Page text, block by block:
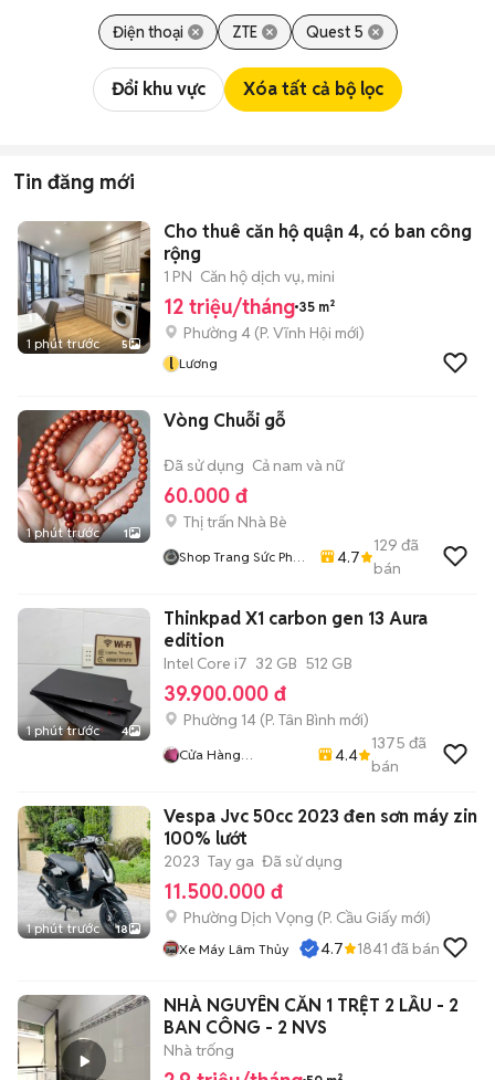
Điện thoại ZTE Quest 5
Đổi khu vực Xóa tất cả bộ lọc
Tin đăng mới
1 phút trước 5
Cho thuê căn hộ quận 4, có ban công
rộng
1 PN Căn hộ dịch vụ, mini
12 triệu/tháng 35 m²
Phường 4 (P. Vĩnh Hội mới)
l Lương
1 phút trước 1
Vòng Chuỗi gỗ
Đã sử dụng Cả nam và nữ
60.000 đ
Thị trấn Nhà Bè
Shop Trang Sức Phụ
4.7
129 đã
bán
1 phút trước 4
Thinkpad X1 carbon gen 13 Aura
edition
Intel Core i7 32 GB 512 GB
39.900.000 đ
Phường 14 (P. Tân Bình mới)
Cửa Hàng
4.4
1375 đã
bán
1 phút trước 18
Vespa Jvc 50cc 2023 đen sơn máy zin
100% lướt
2023 Tay ga Đã sử dụng
11.500.000 đ
Phường Dịch Vọng (P. Cầu Giấy mới)
Xe Máy Lâm Thủy 4.7 1841 đã bán
NHÀ NGUYÊN CĂN 1 TRỆT 2 LẦU - 2
BAN CÔNG - 2 NVS
Nhà trống